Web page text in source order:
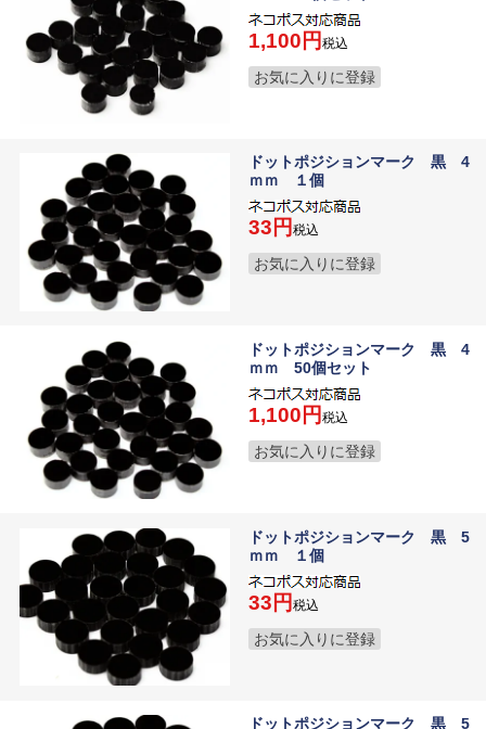
1,100 税込
お気に入りに登録
ドットポジションマーク 黒 4
ｍｍ １個
33 税込
お気に入りに登録
ドットポジションマーク 黒 4
ｍｍ 50個セット
1,100 税込
お気に入りに登録
ドットポジションマーク 黒 5
ｍｍ １個
33 税込
お気に入りに登録
ドットポジションマーク 黒 5